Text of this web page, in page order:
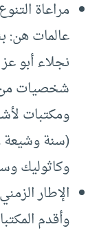
مراعاة
عالمات هن:
نجلاء أبو
شخصيات من
ومكتبات
(سنة
وكاثوليك
الإطار
وأقدم